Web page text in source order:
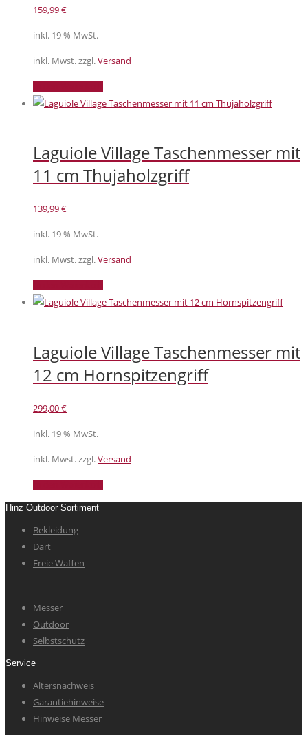
159,99€
inkl. 19 % MwSt.
inkl. Mwst. zzgl.Versand
Laguiole Village Taschenmesser mit
11 cm Thujaholzgriff
139,99€
inkl. 19 % MwSt.
inkl. Mwst. zzgl.Versand
Laguiole Village Taschenmesser mit
12 cm Hornspitzengriff
299,00€
inkl. 19 % MwSt.
inkl. Mwst. zzgl.Versand
Hinz Outdoor Sortiment
Bekleidung
Dart
Freie Waffen
Messer
Outdoor
Selbstschutz
Service
Altersnachweis
Garantiehinweise
Hinweise Messer